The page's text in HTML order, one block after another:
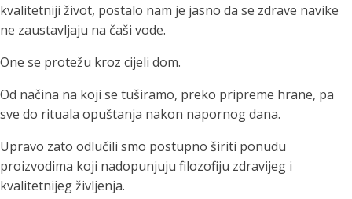
kvalitetniji život, postalo nam je jasno da se zdrave navike
ne zaustavljaju na čaši vode.
One se protežu kroz cijeli dom.
Od načina na koji se tuširamo, preko pripreme hrane, pa
sve do rituala opuštanja nakon napornog dana.
Upravo zato odlučili smo postupno širiti ponudu
proizvodima koji nadopunjuju filozofiju zdravijeg i
kvalitetnijeg življenja.